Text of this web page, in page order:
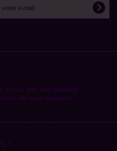
sur ce site sont garantis.
de nous contacter.
*